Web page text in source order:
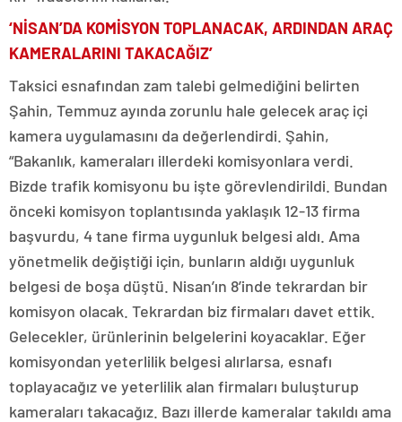
‘NİSAN’DA KOMİSYON TOPLANACAK, ARDINDAN ARAÇ
KAMERALARINI TAKACAĞIZ’
Taksici esnafından zam talebi gelmediğini belirten
Şahin, Temmuz ayında zorunlu hale gelecek araç içi
kamera uygulamasını da değerlendirdi. Şahin,
“Bakanlık, kameraları illerdeki komisyonlara verdi.
Bizde trafik komisyonu bu işte görevlendirildi. Bundan
önceki komisyon toplantısında yaklaşık 12-13 firma
başvurdu, 4 tane firma uygunluk belgesi aldı. Ama
yönetmelik değiştiği için, bunların aldığı uygunluk
belgesi de boşa düştü. Nisan’ın 8’inde tekrardan bir
komisyon olacak. Tekrardan biz firmaları davet ettik.
Gelecekler, ürünlerinin belgelerini koyacaklar. Eğer
komisyondan yeterlilik belgesi alırlarsa, esnafı
toplayacağız ve yeterlilik alan firmaları buluşturup
kameraları takacağız. Bazı illerde kameralar takıldı ama